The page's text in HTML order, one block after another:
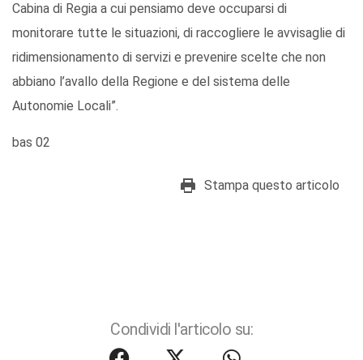
Cabina di Regia a cui pensiamo deve occuparsi di
monitorare tutte le situazioni, di raccogliere le avvisaglie di
ridimensionamento di servizi e prevenire scelte che non
abbiano l’avallo della Regione e del sistema delle
Autonomie Locali”.
bas 02
Stampa questo articolo
Condividi l'articolo su: